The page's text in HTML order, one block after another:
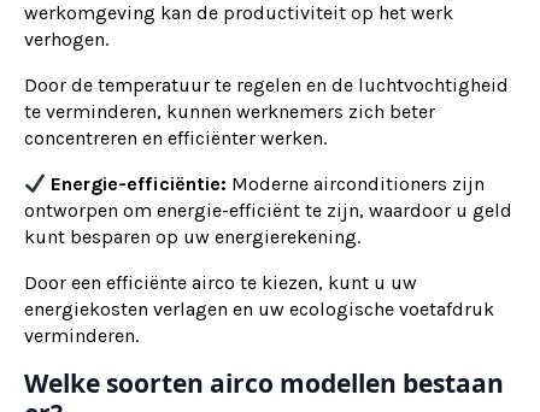
werkomgeving kan de productiviteit op het werk
verhogen.
Door de temperatuur te regelen en de luchtvochtigheid
te verminderen, kunnen werknemers zich beter
concentreren en efficiënter werken.
Energie-efficiëntie: Moderne airconditioners zijn
ontworpen om energie-efficiënt te zijn, waardoor u geld
kunt besparen op uw energierekening.
Door een efficiënte airco te kiezen, kunt u uw
energiekosten verlagen en uw ecologische voetafdruk
verminderen.
Welke soorten airco modellen bestaan